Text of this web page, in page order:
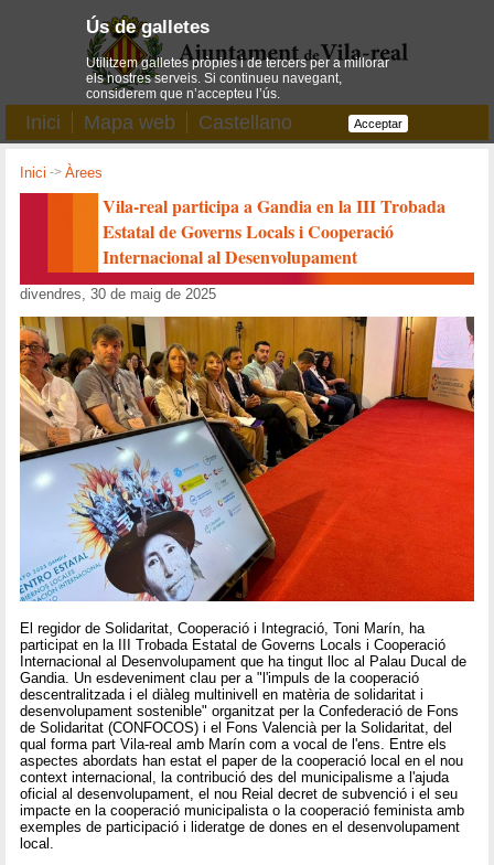
Inici Mapa web Castellano
Inici ->Àrees
Vila-real participa a Gandia en la III Trobada
Estatal de Governs Locals i Cooperació
Internacional al Desenvolupament
divendres, 30 de maig de 2025
El regidor de Solidaritat, Cooperació i Integració, Toni Marín, ha
participat en la III Trobada Estatal de Governs Locals i Cooperació
Internacional al Desenvolupament que ha tingut lloc al Palau Ducal de
Gandia. Un esdeveniment clau per a "l'impuls de la cooperació
descentralitzada i el diàleg multinivell en matèria de solidaritat i
desenvolupament sostenible" organitzat per la Confederació de Fons
de Solidaritat (CONFOCOS) i el Fons Valencià per la Solidaritat, del
qual forma part Vila-real amb Marín com a vocal de l'ens. Entre els
aspectes abordats han estat el paper de la cooperació local en el nou
context internacional, la contribució des del municipalisme a l'ajuda
oficial al desenvolupament, el nou Reial decret de subvenció i el seu
impacte en la cooperació municipalista o la cooperació feminista amb
exemples de participació i lideratge de dones en el desenvolupament
local.
Ús de galletes
Utilitzem galletes pròpies i de tercers per a millorar
els nostres serveis. Si continueu navegant,
considerem que n’accepteu l’ús.
Acceptar